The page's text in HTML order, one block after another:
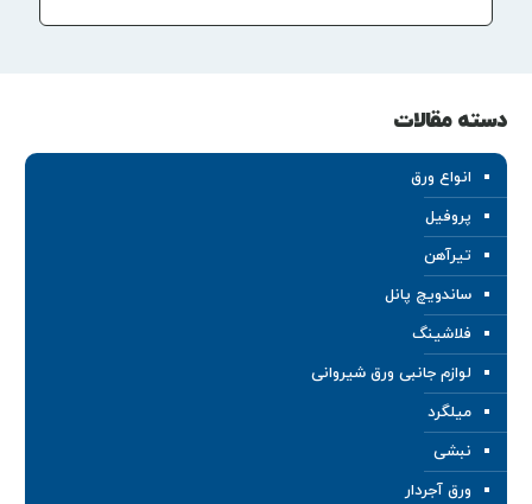
دسته مقالات
انواع ورق
پروفیل
تیرآهن
ساندویچ پانل
فلاشینگ
لوازم جانبی ورق شیروانی
میلگرد
نبشی
ورق آجردار